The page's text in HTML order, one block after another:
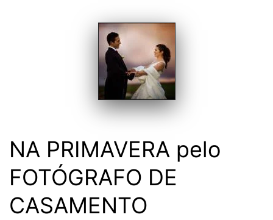
NA PRIMAVERA pelo
FOTÓGRAFO DE
CASAMENTO